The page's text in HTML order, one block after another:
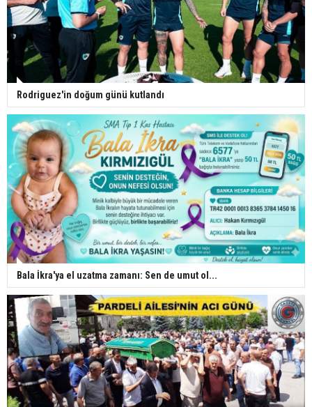
Rodriguez'in doğum günü kutlandı
Bala İkra'ya el uzatma zamanı: Sen de umut ol...